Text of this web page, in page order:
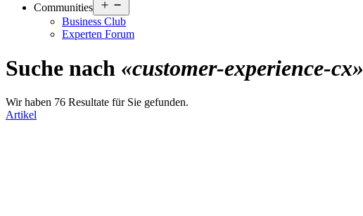
Communities
menu
Business Club
Experten Forum
Suche nach «customer-experience-cx»
Wir haben 76 Resultate für Sie gefunden.
Artikel